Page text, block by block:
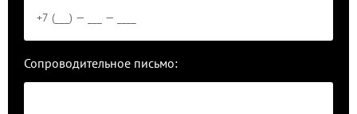
Сопроводительное письмо: